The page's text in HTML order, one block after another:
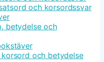
och korsordssvar
betydelse och
och betydelse